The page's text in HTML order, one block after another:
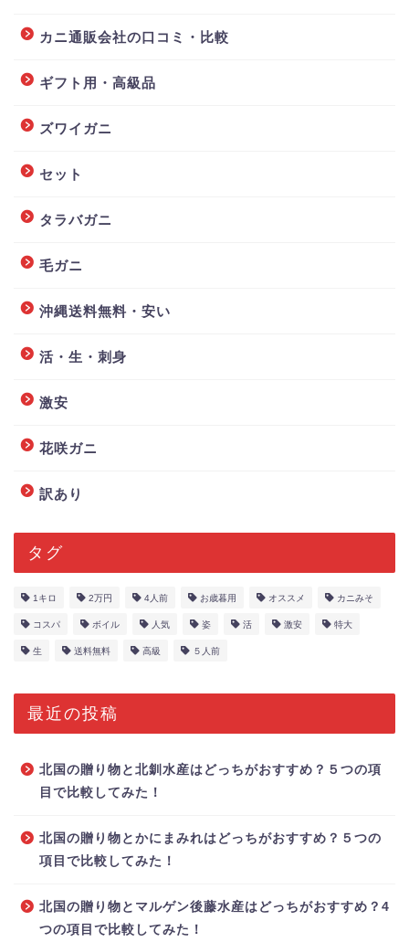
カニ通販会社の口コミ・比較
ギフト用・高級品
ズワイガニ
セット
タラバガニ
毛ガニ
沖縄送料無料・安い
活・生・刺身
激安
花咲ガニ
訳あり
タグ
1キロ 2万円 4人前 お歳暮用 オススメ カニみそ
コスパ ボイル 人気 姿 活 激安 特大
生 送料無料 高級 ５人前
最近の投稿
北国の贈り物と北釧水産はどっちがおすすめ？５つの項
目で比較してみた！
北国の贈り物とかにまみれはどっちがおすすめ？５つの
項目で比較してみた！
北国の贈り物とマルゲン後藤水産はどっちがおすすめ？4
つの項目で比較してみた！